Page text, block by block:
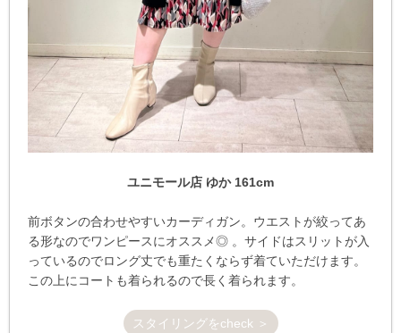
ユニモール店 ゆか 161cm
前ボタンの合わせやすいカーディガン。ウエストが絞ってあ
る形なのでワンピースにオススメ◎ 。サイドはスリットが入
っているのでロング丈でも重たくならず着ていただけます。
この上にコートも着られるので長く着られます。
スタイリングをcheck ＞